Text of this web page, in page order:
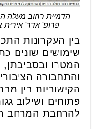
הדמיית רחוב מעלה
פרופ' אדר' אירית
בין העקרונות
שימושים שונים
המטרו
והתחבורה
הקישוריות בין
פתוחים ושילוב
להרחבת המרחב